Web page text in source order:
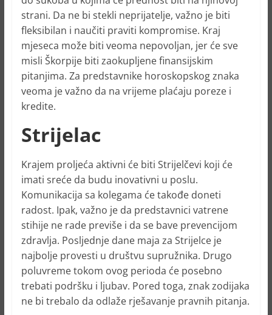
strani. Da ne bi stekli neprijatelje, važno je biti
fleksibilan i naučiti praviti kompromise. Kraj
mjeseca može biti veoma nepovoljan, jer će sve
misli Škorpije biti zaokupljene finansijskim
pitanjima. Za predstavnike horoskopskog znaka
veoma je važno da na vrijeme plaćaju poreze i
kredite.
Strijelac
Krajem proljeća aktivni će biti Strijelčevi koji će
imati sreće da budu inovativni u poslu.
Komunikacija sa kolegama će takođe doneti
radost. Ipak, važno je da predstavnici vatrene
stihije ne rade previše i da se bave prevencijom
zdravlja. Posljednje dane maja za Strijelce je
najbolje provesti u društvu supružnika. Drugo
poluvreme tokom ovog perioda će posebno
trebati podršku i ljubav. Pored toga, znak zodijaka
ne bi trebalo da odlaže rješavanje pravnih pitanja.